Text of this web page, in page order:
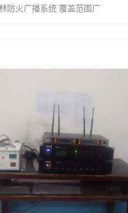
防火广播系统 覆盖范围广